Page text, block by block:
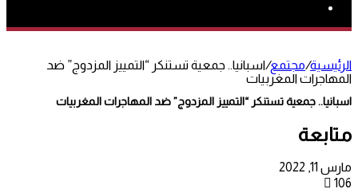
الرئيسية/مجتمع/اسبانيا.. جمعية تستنكر “التمييز المزدوج” ضد
المهاجرات المغربيات
اسبانيا.. جمعية تستنكر “التمييز المزدوج” ضد المهاجرات المغربيات
متابعة
مارس 11, 2022
106